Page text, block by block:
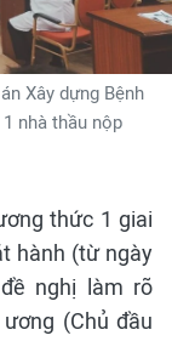
Xây dựng Bệnh
nhà thầu nộp
thức 1 giai
hành (từ ngày
nghị làm rõ
(Chủ đầu